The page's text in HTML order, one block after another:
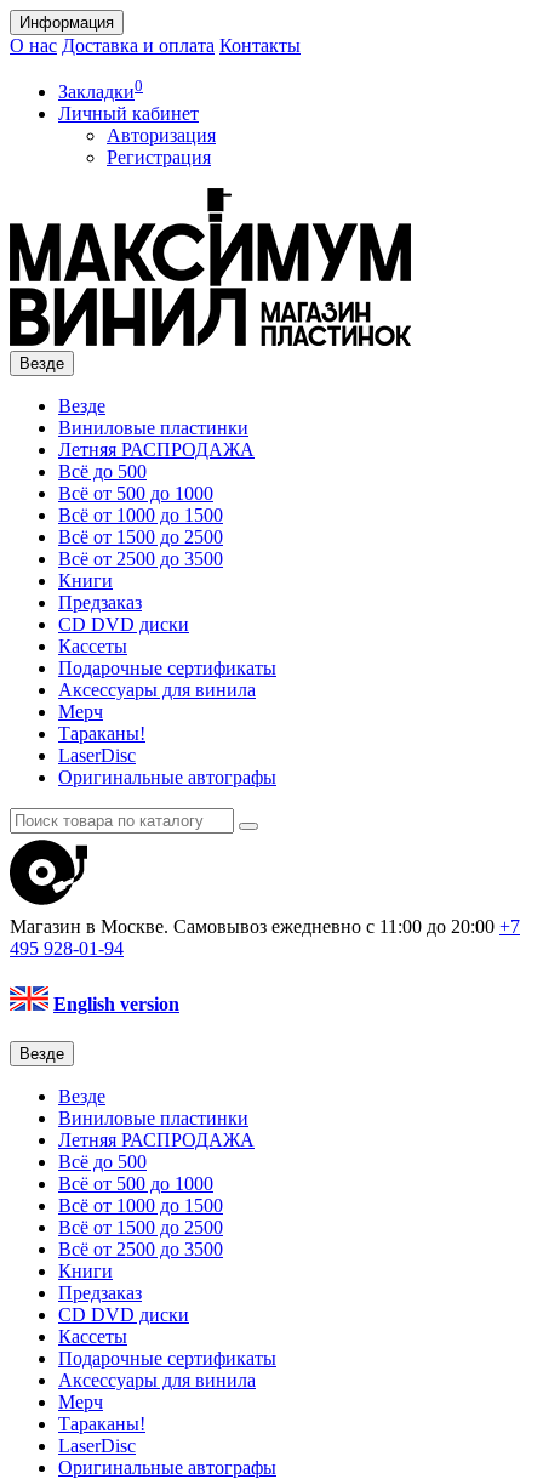
Информация
О нас Доставка и оплата Контакты
Закладки0
Личный кабинет
Авторизация
Регистрация
Везде
Везде
Виниловые пластинки
Летняя РАСПРОДАЖА
Всё до 500
Всё от 500 до 1000
Всё от 1000 до 1500
Всё от 1500 до 2500
Всё от 2500 до 3500
Книги
Предзаказ
CD DVD диски
Кассеты
Подарочные сертификаты
Аксессуары для винила
Мерч
Тараканы!
LaserDisc
Оригинальные автографы
Магазин в Москве. Самовывоз ежедневно с 11:00 до 20:00 +7
495 928-01-94
English version
Везде
Везде
Виниловые пластинки
Летняя РАСПРОДАЖА
Всё до 500
Всё от 500 до 1000
Всё от 1000 до 1500
Всё от 1500 до 2500
Всё от 2500 до 3500
Книги
Предзаказ
CD DVD диски
Кассеты
Подарочные сертификаты
Аксессуары для винила
Мерч
Тараканы!
LaserDisc
Оригинальные автографы